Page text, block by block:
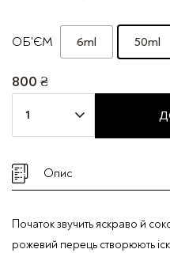
ОБ'ЄМ 6ml 50ml
800 ₴
Max
"MINERAL"
Опис
Початок звучить яскраво й
рожевий перець створюють